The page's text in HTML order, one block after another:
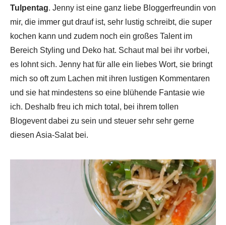
Tulpentag. Jenny ist eine ganz liebe Bloggerfreundin von
mir, die immer gut drauf ist, sehr lustig schreibt, die super
kochen kann und zudem noch ein großes Talent im
Bereich Styling und Deko hat. Schaut mal bei ihr vorbei,
es lohnt sich. Jenny hat für alle ein liebes Wort, sie bringt
mich so oft zum Lachen mit ihren lustigen Kommentaren
und sie hat mindestens so eine blühende Fantasie wie
ich. Deshalb freu ich mich total, bei ihrem tollen
Blogevent dabei zu sein und steuer sehr sehr gerne
diesen Asia-Salat bei.